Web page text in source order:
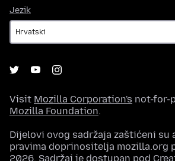
Jezik
Visit Mozilla Corporation's not-for-
Mozilla Foundation.
Dijelovi ovog sadržaja zaštićeni su
pravima doprinositelja mozilla.org
2026. Sadržaj je dostupan pod